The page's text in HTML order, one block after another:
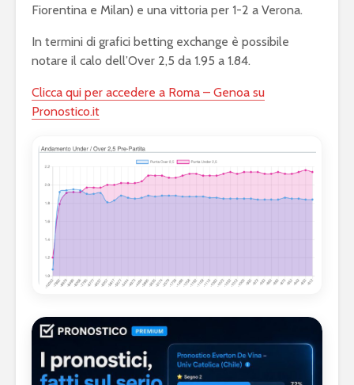
Fiorentina e Milan) e una vittoria per 1-2 a Verona.
In termini di grafici betting exchange è possibile
notare il calo dell’Over 2,5 da 1.95 a 1.84.
Clicca qui per accedere a Roma – Genoa su
Pronostico.it